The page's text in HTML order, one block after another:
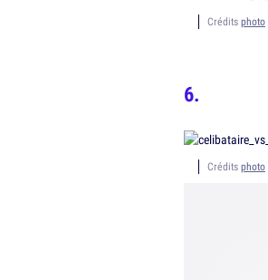
Crédits photo
Crédits photo